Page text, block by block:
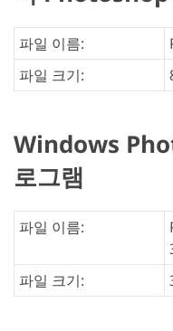
파일 이름:
파일 크기:
Windows
로그램
파일 이름:
파일 크기: